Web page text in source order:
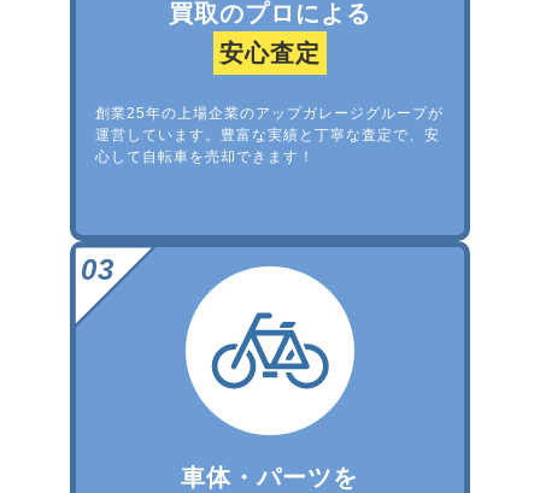
買取のプロによる
安心査定
創業25年の上場企業のアップガレージグループが
運営しています。豊富な実績と丁寧な査定で、安
心して自転車を売却できます！
車体・パーツを